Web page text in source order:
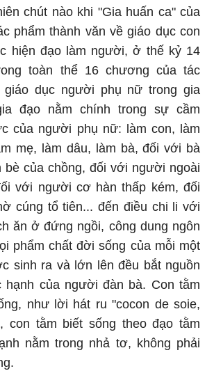
chút nào khi "Gia huấn ca" của
phẩm thành văn về giáo dục con
hiện đạo làm người, ở thế kỷ 14
toàn thể 16 chương của tác
giáo dục người phụ nữ trong gia
đạo nằm chính trong sự cầm
của người phụ nữ: làm con, làm
mẹ, làm dâu, làm bà, đối với bà
bè của chồng, đối với người ngoài
với người cơ hàn thấp kém, đối
cúng tổ tiên... đến điều chi li với
ăn ở đứng ngồi, công dung ngôn
phẩm chất đời sống của mỗi một
sinh ra và lớn lên đều bắt nguồn
của người đàn bà. Con tằm
như lời hát ru "cocon de soie,
con tằm biết sống theo đạo tằm
nằm trong nhả tơ, không phải